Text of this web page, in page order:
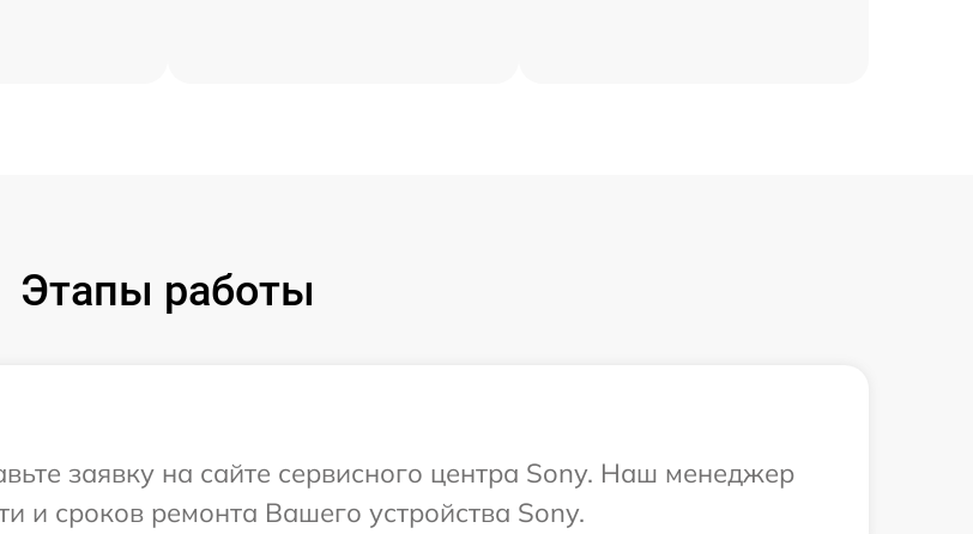
Этапы работы
заявку на сайте сервисного центра Sony. Наш менеджер
и сроков ремонта Вашего устройства Sony.